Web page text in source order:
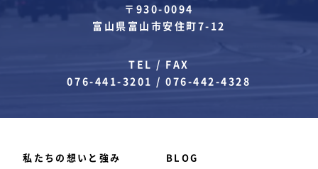
〒930-0094
富山県富山市安住町7-12
TEL / FAX
076-441-3201 /076-442-4328
私たちの想いと強み BLOG